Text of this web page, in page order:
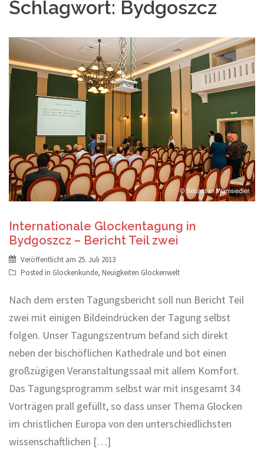
Schlagwort: Bydgoszcz
Internationale Glockentagung in
Bydgoszcz – Bericht Teil zwei
Veröffentlicht am 25. Juli 2013
Posted in Glockenkunde, Neuigkeiten Glockenwelt
Nach dem ersten Tagungsbericht soll nun Bericht Teil
zwei mit einigen Bildeindrücken der Tagung selbst
folgen. Unser Tagungszentrum befand sich direkt
neben der bischöflichen Kathedrale und bot einen
großzügigen Veranstaltungssaal mit allem Komfort.
Das Tagungsprogramm selbst war mit insgesamt 34
Vorträgen prall gefüllt, so dass unser Thema Glocken
im christlichen Europa von den unterschiedlichsten
wissenschaftlichen […]